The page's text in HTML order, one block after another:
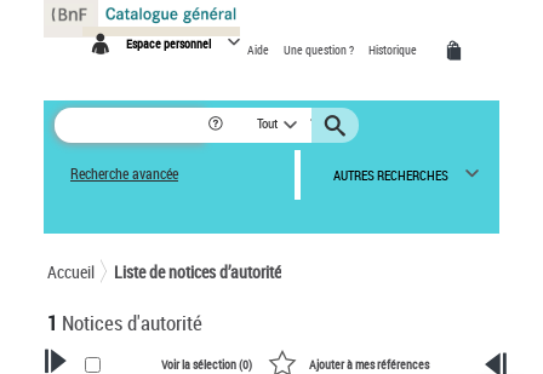
Espace personnel Aide Une question ? Historique
Tout
Recherche avancée AUTRES RECHERCHES
Accueil Liste de notices d’autorité
1 Notices d'autorité
Voir la sélection (0) Ajouter à mes références
Panneau de gestion des cookies